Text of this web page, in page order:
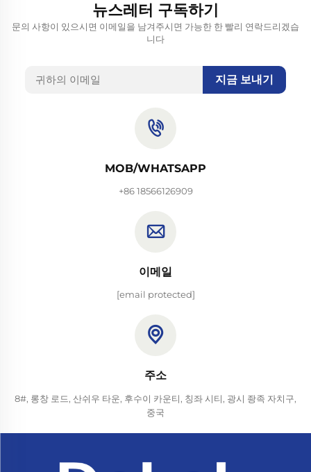
뉴스레터 구독하기
문의 사항이 있으시면 이메일을 남겨주시면 가능한 한 빨리 연락드리겠습
니다
지금 보내기
MOB/WHATSAPP
+86 18566126909
이메일
[email protected]
주소
8#, 롱창 로드, 산쉬우 타운, 후수이 카운티, 칭좌 시티, 광시 좡족 자치구,
중국